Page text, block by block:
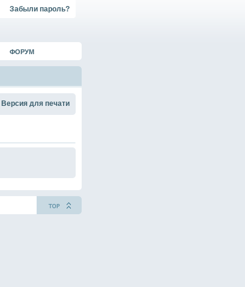
Забыли пароль?
ФОРУМ
Версия для печати